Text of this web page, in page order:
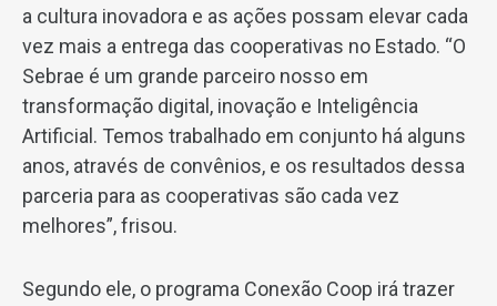
a cultura inovadora e as ações possam elevar cada
vez mais a entrega das cooperativas no Estado. “O
Sebrae é um grande parceiro nosso em
transformação digital, inovação e Inteligência
Artificial. Temos trabalhado em conjunto há alguns
anos, através de convênios, e os resultados dessa
parceria para as cooperativas são cada vez
melhores”, frisou.
Segundo ele, o programa Conexão Coop irá trazer